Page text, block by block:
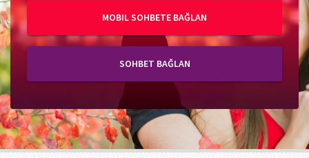
MOBIL SOHBETE BAĞLAN
SOHBET BAĞLAN